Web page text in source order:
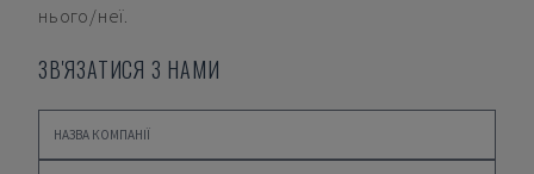
нього/неї.
ЗВ'ЯЗАТИСЯ З НАМИ